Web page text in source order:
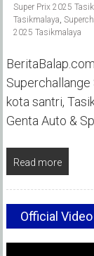
Super Prix 2025
Tasikmalaya
2025 Tasikmalaya
kota santri,
Genta Auto &
Read more
Official